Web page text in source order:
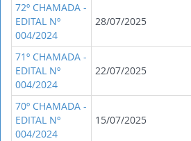
72º CHAMADA -
EDITAL Nº
004/2024
28/07/2025
71º CHAMADA -
EDITAL Nº
004/2024
22/07/2025
70º CHAMADA -
EDITAL Nº
004/2024
15/07/2025